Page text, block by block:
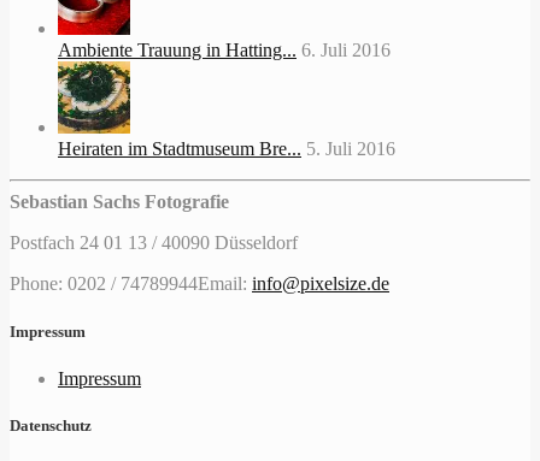
Ambiente Trauung in Hatting... 6. Juli 2016
Heiraten im Stadtmuseum Bre... 5. Juli 2016
Sebastian Sachs Fotografie
Postfach 24 01 13 / 40090 Düsseldorf
Phone: 0202 / 74789944Email: info@pixelsize.de
Impressum
Impressum
Datenschutz